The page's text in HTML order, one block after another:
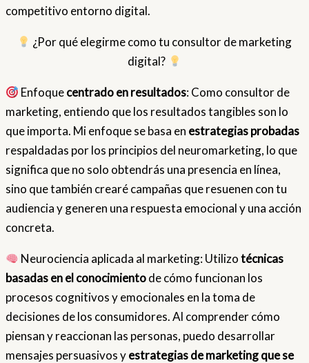
competitivo entorno digital.
¿Por qué elegirme como tu consultor de marketing
digital?
Enfoquecentrado en resultados: Como consultor de
marketing, entiendo que los resultados tangibles son lo
que importa. Mi enfoque se basa en estrategias probadas
respaldadas por los principios del neuromarketing, lo que
significa que no solo obtendrás una presencia en línea,
sino que también crearé campañas que resuenen con tu
audiencia y generen una respuesta emocional y una acción
concreta.
Neurociencia aplicada al marketing: Utilizotécnicas
basadas en el conocimientode cómo funcionan los
procesos cognitivos y emocionales en la toma de
decisiones de los consumidores. Al comprender cómo
piensan y reaccionan las personas, puedo desarrollar
mensajes persuasivos yestrategias de marketing que se